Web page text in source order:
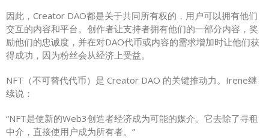
因此，Creator DAO都是关于共同所有权的，用户可以拥有他们
交互的内容和平台。创作者让支持者拥有他们的一部分内容，奖
励他们的忠诚度，并在对DAO代币或内容的需求增加时让他们获
得成功，因为粉丝会从经济上受益。
NFT（不可替代代币）是 Creator DAO 的关键推动力。Irene继
续说：
“NFT是使新的Web3创造者经济成为可能的媒介。它去除了寻租
中介，直接使用户成为所有者。”